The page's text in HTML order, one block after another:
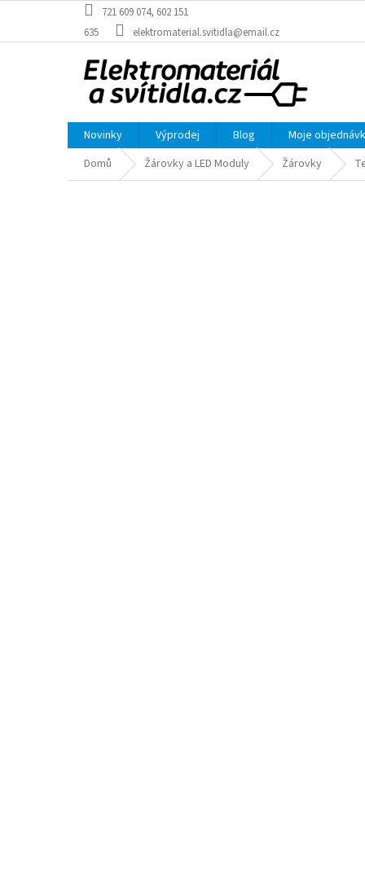
obsah
721 609 074, 602 151
635
elektromaterial.svitidla@email.cz
Novinky Výprodej Blog Moje
Domů
Žárovky a LED Moduly Žárovky